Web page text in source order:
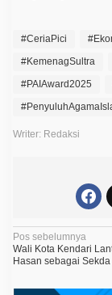
#CeriaPici
#KemenagSultra
#PAIAward2025
Writer: Redaksi
N
a
v
Pos sebelumnya
Wali Kota Kendari
Hasan sebagai